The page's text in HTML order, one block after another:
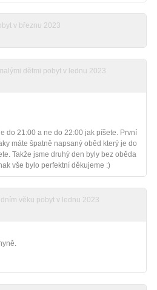
v březnu 2023
dětmi pobyt v lednu 2023
do 21:00 a ne do 22:00 jak píšete. První
máte špatně napsaný oběd který je do
Takže jsme druhý den byly bez oběda
vše bylo perfektní děkujeme :)
věku pobyt v lednu 2023